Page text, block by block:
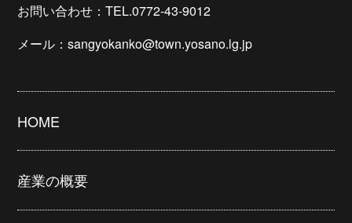
お問い合わせ：TEL.0772-43-9012
メール：sangyokanko@town.yosano.lg.jp
HOME
産業の概要